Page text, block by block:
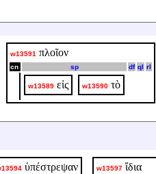
w13591 πλοῖον
cn sp df ql rl
w13589 εἰς w13590 τὸ
ὑπέστρεψαν w13597 ἴδια